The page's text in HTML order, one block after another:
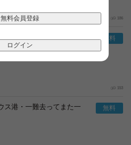
無料会員登録
ログイン
186
153
ス港・一難去ってまた一